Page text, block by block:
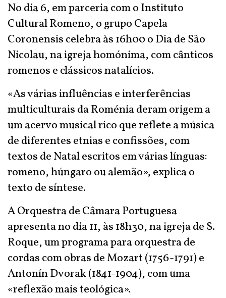
No dia 6, em parceria com o Instituto
Cultural Romeno, o grupo Capela
Coronensis celebra às 16h00 o Dia de São
Nicolau, na igreja homónima, com cânticos
romenos e clássicos natalícios.
«As várias influências e interferências
multiculturais da Roménia deram origem a
um acervo musical rico que reflete a música
de diferentes etnias e confissões, com
textos de Natal escritos em várias línguas:
romeno, húngaro ou alemão», explica o
texto de síntese.
A Orquestra de Câmara Portuguesa
apresenta no dia 11, às 18h30, na igreja de S.
Roque, um programa para orquestra de
cordas com obras de Mozart (1756-1791) e
Antonín Dvorak (1841-1904), com uma
«reflexão mais teológica».